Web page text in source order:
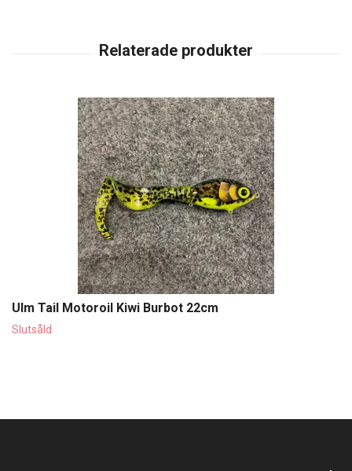
Ulm Tail Motoroil Kiwi Burbot 22cm
Slutsåld